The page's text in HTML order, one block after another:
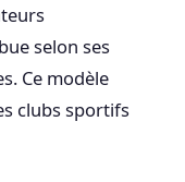
selon ses
Ce modèle
clubs sportifs